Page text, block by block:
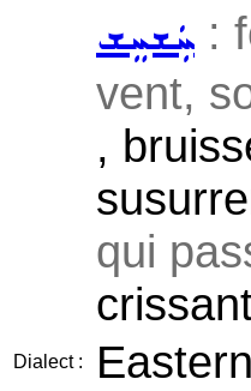
ܚܲܫܚܸܫ :
vent,
,
qui
Dialect :